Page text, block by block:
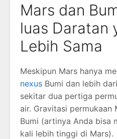
Mars dan
luas Daratan
Lebih Sama
Meskipun Mars hanya
nexus Bumi dan lebih
sekitar dua pertiga
air. Gravitasi permukaan
Bumi (artinya Anda bisa
kali lebih tinggi di Mars).